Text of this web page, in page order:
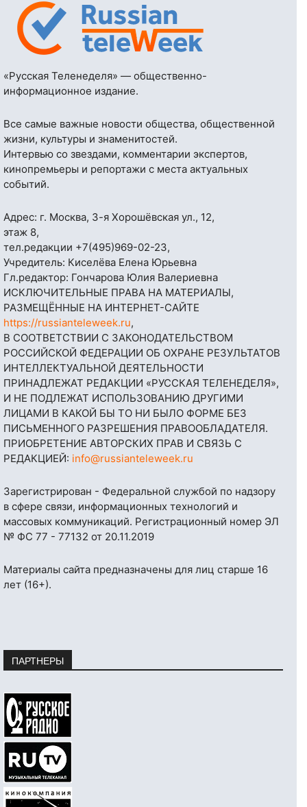
«Русская Теленеделя» — общественно-
информационное издание.
Все самые важные новости общества, общественной
жизни, культуры и знаменитостей.
Интервью со звездами, комментарии экспертов,
кинопремьеры и репортажи с места актуальных
событий.
Адрес: г. Москва, 3-я Хорошёвская ул., 12,
этаж 8,
тел.редакции +7(495)969-02-23,
Учредитель: Киселёва Елена Юрьевна
Гл.редактор: Гончарова Юлия Валериевна
ИСКЛЮЧИТЕЛЬНЫЕ ПРАВА НА МАТЕРИАЛЫ,
РАЗМЕЩЁННЫЕ НА ИНТЕРНЕТ-САЙТЕ
https://russianteleweek.ru,
В СООТВЕТСТВИИ С ЗАКОНОДАТЕЛЬСТВОМ
РОССИЙСКОЙ ФЕДЕРАЦИИ ОБ ОХРАНЕ РЕЗУЛЬТАТОВ
ИНТЕЛЛЕКТУАЛЬНОЙ ДЕЯТЕЛЬНОСТИ
ПРИНАДЛЕЖАТ РЕДАКЦИИ «РУССКАЯ ТЕЛЕНЕДЕЛЯ»,
И НЕ ПОДЛЕЖАТ ИСПОЛЬЗОВАНИЮ ДРУГИМИ
ЛИЦАМИ В КАКОЙ БЫ ТО НИ БЫЛО ФОРМЕ БЕЗ
ПИСЬМЕННОГО РАЗРЕШЕНИЯ ПРАВООБЛАДАТЕЛЯ.
ПРИОБРЕТЕНИЕ АВТОРСКИХ ПРАВ И СВЯЗЬ С
РЕДАКЦИЕЙ: info@russianteleweek.ru
Зарегистрирован - Федеральной службой по надзору
в сфере связи, информационных технологий и
массовых коммуникаций. Регистрационный номер ЭЛ
№ ФС 77 - 77132 от 20.11.2019
Материалы сайта предназначены для лиц старше 16
лет (16+).
ПАРТНЕРЫ